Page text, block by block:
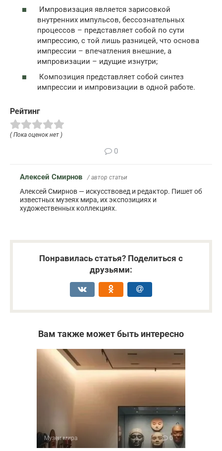
Импровизация является зарисовкой
внутренних импульсов, бессознательных
процессов – представляет собой по сути
импрессию, с той лишь разницей, что основа
импрессии – впечатления внешние, а
импровизации – идущие изнутри;
Композиция представляет собой синтез
импрессии и импровизации в одной работе.
Рейтинг
( Пока оценок нет )
0
Алексей Смирнов / автор статьи
Алексей Смирнов — искусствовед и редактор. Пишет об
известных музеях мира, их экспозициях и
художественных коллекциях.
Понравилась статья? Поделиться с
друзьями:
Вам также может быть интересно
Музеи мира 0